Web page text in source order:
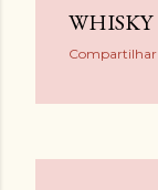
WHISKY
Compartilhar